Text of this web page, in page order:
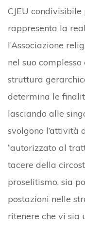
CJEU condivisibile
rappresenta la
l’Associazione
nel suo
struttura
determina le
lasciando alle
svolgono l’attività
“autorizzato al
tacere della
proselitismo, sia
postazioni nelle
ritenere che vi sia